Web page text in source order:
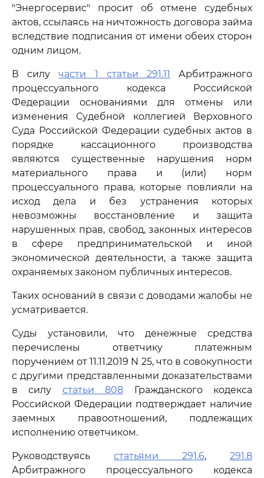
"Энергосервис" просит об отмене судебных
актов, ссылаясь на ничтожность договора займа
вследствие подписания от имени обеих сторон
одним лицом.
В силучасти 1 статьи 291.11 Арбитражного
процессуального кодекса Российской
Федерации основаниями для отмены или
изменения Судебной коллегией Верховного
Суда Российской Федерации судебных актов в
порядке кассационного производства
являются существенные нарушения норм
материального права и (или) норм
процессуального права, которые повлияли на
исход дела и без устранения которых
невозможны восстановление и защита
нарушенных прав, свобод, законных интересов
в сфере предпринимательской и иной
экономической деятельности, а также защита
охраняемых законом публичных интересов.
Таких оснований в связи с доводами жалобы не
усматривается.
Суды установили, что денежные средства
перечислены ответчику платежным
поручением от 11.11.2019 N 25, что в совокупности
с другими представленными доказательствами
в силу статьи 808 Гражданского кодекса
Российской Федерации подтверждает наличие
заемных правоотношений, подлежащих
исполнению ответчиком.
Руководствуясь статьями 291.6, 291.8
Арбитражного процессуального кодекса